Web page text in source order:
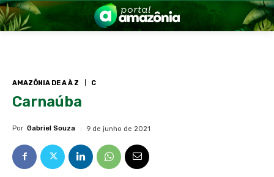
AMAZÔNIA DE A À Z C
Carnaúba
Por Gabriel Souza 9 de junho de 2021